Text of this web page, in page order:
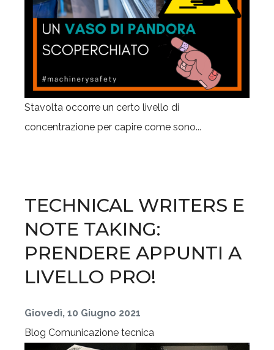
Stavolta occorre un certo livello di
concentrazione per capire come sono...
TECHNICAL WRITERS E
NOTE TAKING:
PRENDERE APPUNTI A
LIVELLO PRO!
Giovedì, 10 Giugno 2021
Blog Comunicazione tecnica